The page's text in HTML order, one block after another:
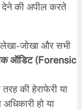
देने की अपील करते
जोखा और सभी
ऑडिट (Forensic
की हेराफेरी या
हो या